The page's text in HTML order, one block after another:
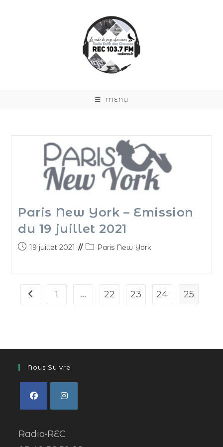
MENU
Paris New York – Emission
du 19 juillet 2021
19 juillet 2021 Paris New York
1 … 22 23 24 25
Nous Suivre
Radio•REC